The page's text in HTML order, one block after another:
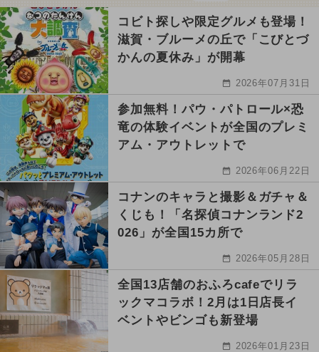
コビト探しや限定グルメも登場！
滋賀・ブルーメの丘で「こびとづ
かんの夏休み」が開幕
2026年07月31日
参加無料！パウ・パトロール×恐
竜の体験イベントが全国のプレミ
アム・アウトレットで
2026年06月22日
コナンのキャラと撮影＆ガチャ＆
くじも！「名探偵コナンランド2
026」が全国15カ所で
2026年05月28日
全国13店舗のおふろcafeでリラ
ックマコラボ！2月は1日店長イ
ベントやビンゴも新登場
2026年01月23日